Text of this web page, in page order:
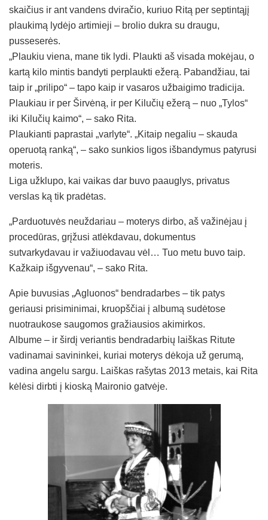
skaičius ir ant vandens dviračio, kuriuo Ritą per septintąjį
plaukimą lydėjo artimieji – brolio dukra su draugu,
pusseserės.
„Plaukiu viena, mane tik lydi. Plaukti aš visada mokėjau, o
kartą kilo mintis bandyti perplaukti ežerą. Pabandžiau, tai
taip ir „prilipo“ – tapo kaip ir vasaros užbaigimo tradicija.
Plaukiau ir per Širvėną, ir per Kilučių ežerą – nuo „Tylos“
iki Kilučių kaimo“, – sako Rita.
Plaukianti paprastai „varlyte“. „Kitaip negaliu – skauda
operuotą ranką“, – sako sunkios ligos išbandymus patyrusi
moteris.
Liga užklupo, kai vaikas dar buvo paauglys, privatus
verslas ką tik pradėtas.
„Parduotuvės neuždariau – moterys dirbo, aš važinėjau į
procedūras, grįžusi atlėkdavau, dokumentus
sutvarkydavau ir važiuodavau vėl… Tuo metu buvo taip.
Kažkaip išgyvenau“, – sako Rita.
Apie buvusias „Agluonos“ bendradarbes – tik patys
geriausi prisiminimai, kruopščiai į albumą sudėtose
nuotraukose saugomos gražiausios akimirkos.
Albume – ir širdį veriantis bendradarbių laiškas Ritute
vadinamai savininkei, kuriai moterys dėkoja už gerumą,
vadina angelu sargu. Laiškas rašytas 2013 metais, kai Rita
kėlėsi dirbti į kioską Maironio gatvėje.